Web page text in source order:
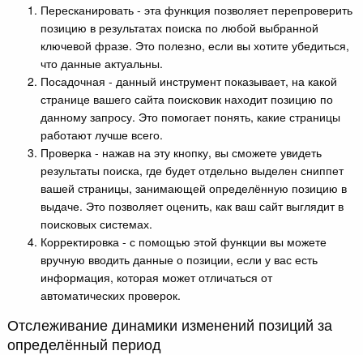
Пересканировать - эта функция позволяет перепроверить
позицию в результатах поиска по любой выбранной
ключевой фразе. Это полезно, если вы хотите убедиться,
что данные актуальны.
Посадочная - данный инструмент показывает, на какой
странице вашего сайта поисковик находит позицию по
данному запросу. Это помогает понять, какие страницы
работают лучше всего.
Проверка - нажав на эту кнопку, вы сможете увидеть
результаты поиска, где будет отдельно выделен сниппет
вашей страницы, занимающей определённую позицию в
выдаче. Это позволяет оценить, как ваш сайт выглядит в
поисковых системах.
Корректировка - с помощью этой функции вы можете
вручную вводить данные о позиции, если у вас есть
информация, которая может отличаться от
автоматических проверок.
Отслеживание динамики изменений позиций за
определённый период